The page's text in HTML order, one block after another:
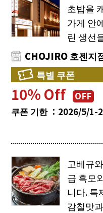
초밥을
가게 안
린 생선
CHOJIRO 호젠지
특별 쿠폰
10％ Off
OFF
쿠폰 기한 ：2026/5/1-
고베규
급 흑모
니다. 특
감칠맛